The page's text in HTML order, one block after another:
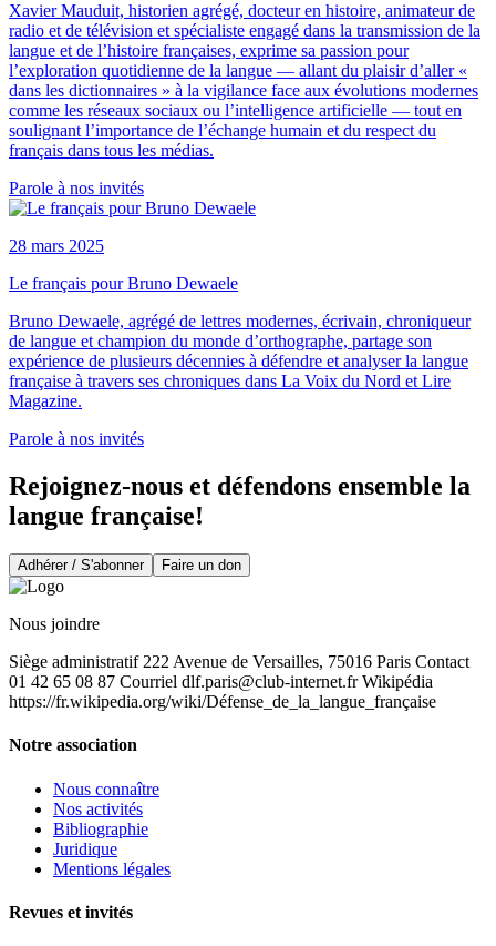
Xavier Mauduit, historien agrégé, docteur en histoire, animateur de
radio et de télévision et spécialiste engagé dans la transmission de la
langue et de l’histoire françaises, exprime sa passion pour
l’exploration quotidienne de la langue — allant du plaisir d’aller «
dans les dictionnaires » à la vigilance face aux évolutions modernes
comme les réseaux sociaux ou l’intelligence artificielle — tout en
soulignant l’importance de l’échange humain et du respect du
français dans tous les médias.
Parole à nos invités
28 mars 2025
Le français pour Bruno Dewaele
Bruno Dewaele, agrégé de lettres modernes, écrivain, chroniqueur
de langue et champion du monde d’orthographe, partage son
expérience de plusieurs décennies à défendre et analyser la langue
française à travers ses chroniques dans La Voix du Nord et Lire
Magazine.
Parole à nos invités
Rejoignez-nous et défendons ensemble la
langue française!
Adhérer / S'abonner Faire un don
Nous joindre
Siège administratif 222 Avenue de Versailles, 75016 Paris Contact
01 42 65 08 87 Courriel dlf.paris@club-internet.frWikipédia
https://fr.wikipedia.org/wiki/Défense_de_la_langue_française
Notre association
Nous connaître
Nos activités
Bibliographie
Juridique
Mentions légales
Revues et invités